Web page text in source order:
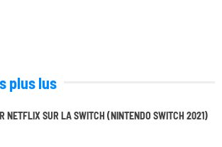
plus lus
NETFLIX SUR LA SWITCH (NINTENDO SWITCH 2021)